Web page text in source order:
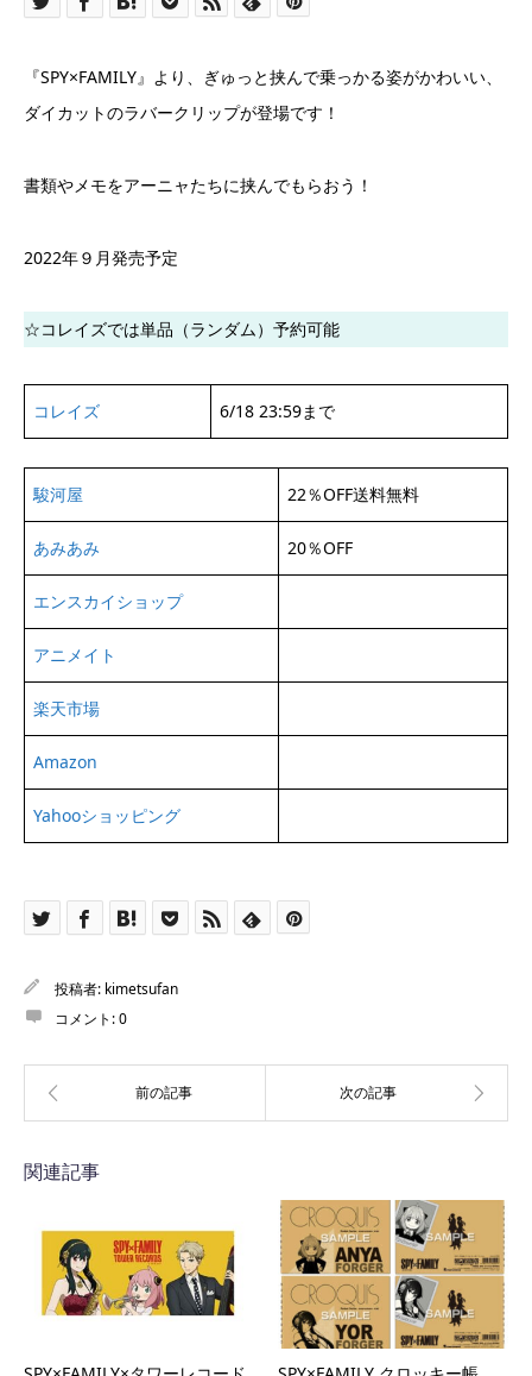
『SPY×FAMILY』より、ぎゅっと挟んで乗っかる姿がかわいい、
ダイカットのラバークリップが登場です！
書類やメモをアーニャたちに挟んでもらおう！
2022年９月発売予定
☆コレイズでは単品（ランダム）予約可能
コレイズ 6/18 23:59まで
駿河屋 22％OFF送料無料
あみあみ 20％OFF
エンスカイショップ
アニメイト
楽天市場
Amazon
Yahooショッピング
投稿者: kimetsufan
コメント:0
関連記事